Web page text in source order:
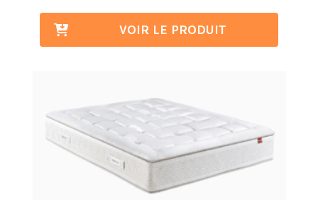
VOIR LE PRODUIT